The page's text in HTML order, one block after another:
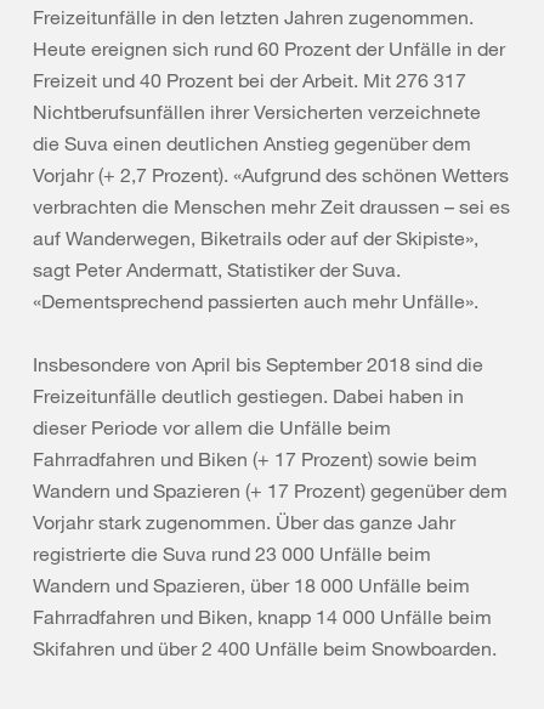
Freizeitunfälle in den letzten Jahren zugenommen.
Heute ereignen sich rund 60 Prozent der Unfälle in der
Freizeit und 40 Prozent bei der Arbeit. Mit 276 317
Nichtberufsunfällen ihrer Versicherten verzeichnete
die Suva einen deutlichen Anstieg gegenüber dem
Vorjahr (+ 2,7 Prozent). «Aufgrund des schönen Wetters
verbrachten die Menschen mehr Zeit draussen – sei es
auf Wanderwegen, Biketrails oder auf der Skipiste»,
sagt Peter Andermatt, Statistiker der Suva.
«Dementsprechend passierten auch mehr Unfälle».
Insbesondere von April bis September 2018 sind die
Freizeitunfälle deutlich gestiegen. Dabei haben in
dieser Periode vor allem die Unfälle beim
Fahrradfahren und Biken (+ 17 Prozent) sowie beim
Wandern und Spazieren (+ 17 Prozent) gegenüber dem
Vorjahr stark zugenommen. Über das ganze Jahr
registrierte die Suva rund 23 000 Unfälle beim
Wandern und Spazieren, über 18 000 Unfälle beim
Fahrradfahren und Biken, knapp 14 000 Unfälle beim
Skifahren und über 2 400 Unfälle beim Snowboarden.